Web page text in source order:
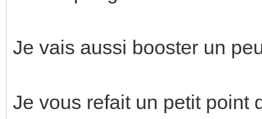
Je vais aussi booster un
Je vous refait un petit point